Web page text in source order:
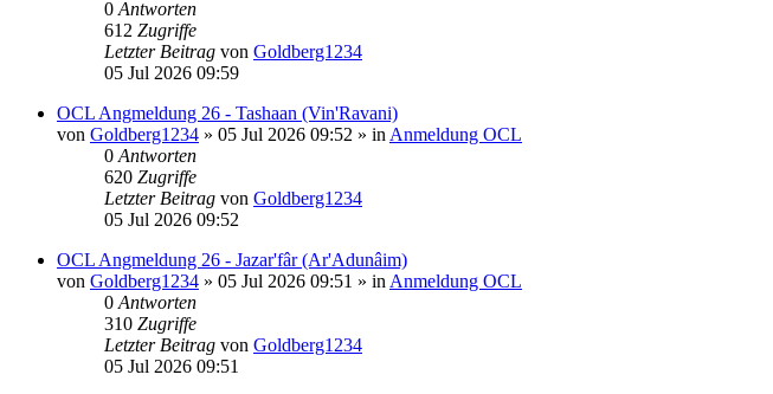
0 Antworten
612 Zugriffe
Letzter Beitrag von Goldberg1234
05 Jul 2026 09:59
OCL Angmeldung 26 - Tashaan (Vin'Ravani)
von Goldberg1234 » 05 Jul 2026 09:52 » in Anmeldung OCL
0 Antworten
620 Zugriffe
Letzter Beitrag von Goldberg1234
05 Jul 2026 09:52
OCL Angmeldung 26 - Jazar'fâr (Ar'Adunâim)
von Goldberg1234 » 05 Jul 2026 09:51 » in Anmeldung OCL
0 Antworten
310 Zugriffe
Letzter Beitrag von Goldberg1234
05 Jul 2026 09:51